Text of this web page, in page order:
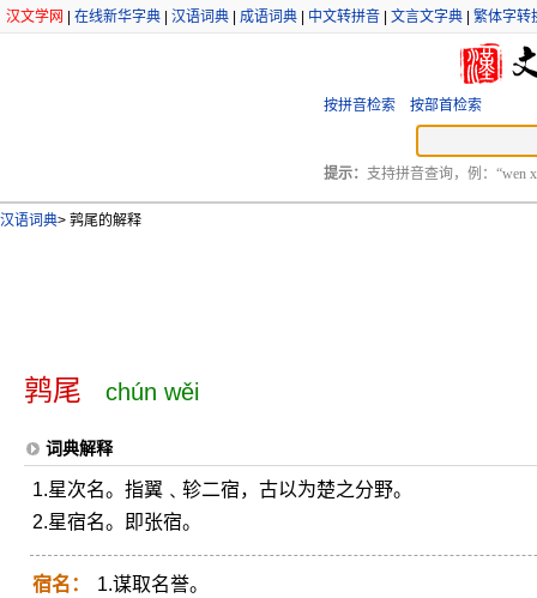
汉文学网 在线新华字典 汉语词典 成语词典 中文转拼音 文言文字典 繁体字转
按拼音检索 按部首检索
提示： 支持拼音查询，例：“wen
汉语词典> 鹑尾的解释
鹑尾 chún wěi
词典解释
1.星次名。指翼﹑轸二宿，古以为楚之分野。
2.星宿名。即张宿。
宿名：
1.谋取名誉。